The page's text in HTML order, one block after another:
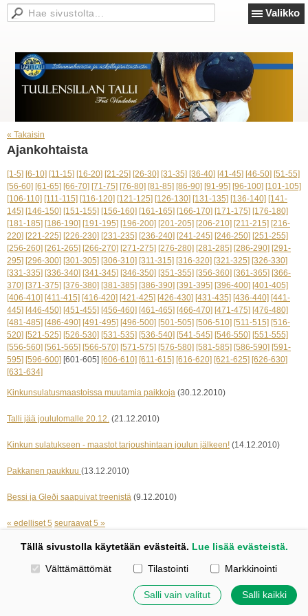
Valikko
« Takaisin
Ajankohtaista
[1-5] [6-10] [11-15] [16-20] [21-25] [26-30] [31-35] [36-40] [41-45] [46-50] [51-55]
[56-60] [61-65] [66-70] [71-75] [76-80] [81-85] [86-90] [91-95] [96-100] [101-105]
[106-110] [111-115] [116-120] [121-125] [126-130] [131-135] [136-140] [141-
145] [146-150] [151-155] [156-160] [161-165] [166-170] [171-175] [176-180]
[181-185] [186-190] [191-195] [196-200] [201-205] [206-210] [211-215] [216-
220] [221-225] [226-230] [231-235] [236-240] [241-245] [246-250] [251-255]
[256-260] [261-265] [266-270] [271-275] [276-280] [281-285] [286-290] [291-
295] [296-300] [301-305] [306-310] [311-315] [316-320] [321-325] [326-330]
[331-335] [336-340] [341-345] [346-350] [351-355] [356-360] [361-365] [366-
370] [371-375] [376-380] [381-385] [386-390] [391-395] [396-400] [401-405]
[406-410] [411-415] [416-420] [421-425] [426-430] [431-435] [436-440] [441-
445] [446-450] [451-455] [456-460] [461-465] [466-470] [471-475] [476-480]
[481-485] [486-490] [491-495] [496-500] [501-505] [506-510] [511-515] [516-
520] [521-525] [526-530] [531-535] [536-540] [541-545] [546-550] [551-555]
[556-560] [561-565] [566-570] [571-575] [576-580] [581-585] [586-590] [591-
595] [596-600] [601-605] [606-610] [611-615] [616-620] [621-625] [626-630]
[631-634]
Kinkunsulatusmaastoissa muutamia paikkoja (30.12.2010)
Talli jää joululomalle 20.12. (21.12.2010)
Kinkun sulatukseen - maastot tarjoushintaan joulun jälkeen! (14.12.2010)
Pakkanen paukkuu (13.12.2010)
Bessi ja Gleði saapuivat treenistä (9.12.2010)
« edelliset 5 seuraavat 5 »
Tehty Yhdistysavaimella |Evästeet
Tällä sivustolla käytetään evästeitä. Lue lisää evästeistä.
Valitse käytettävät evästeet
Välttämättömät Tilastointi Markkinointi
Salli vain valitut Salli kaikki